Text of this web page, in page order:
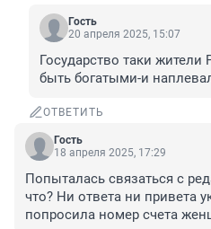
Гость
20 апреля 2025, 15:07
Государство таки
быть богатыми-и
ОТВЕТИТЬ
Гость
18 апреля 2025, 17:29
Попыталась связаться с
что? Ни ответа ни привета
попросила номер счета